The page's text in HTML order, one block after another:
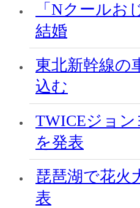
「Nクールお
結婚
東北新幹線の
込む
TWICEジョン
を発表
琵琶湖で花火
表